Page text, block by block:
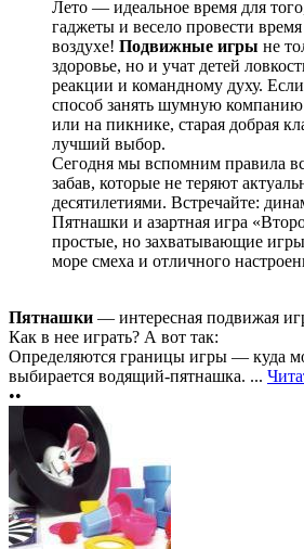
Лето — идеальное время для
гаджеты и весело провести
воздухе! Подвижные игры не
здоровье, но и учат детей
реакции и командному духу.
способ занять шумную компанию
или на пикнике, старая добрая
лучший выбор.
Сегодня мы вспомним правила
забав, которые не теряют
десятилетиями. Встречайте:
Пятнашки и азартная игра
простые, но захватывающие
море смеха и отличного
Пятнашки — интересная подвижая
Как в нее играть? А вот так:
Определяются границы игры — куда
выбирается водящий-пятнашка. ...
••